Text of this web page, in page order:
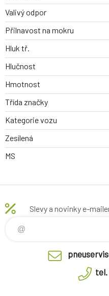
Valivý odpor
Přilnavost na mokru
Hluk tř.
Hlučnost
Hmotnost
Třída značky
Kategorie vozu
Zesílená
MS
Slevy a novinky e-
tel.